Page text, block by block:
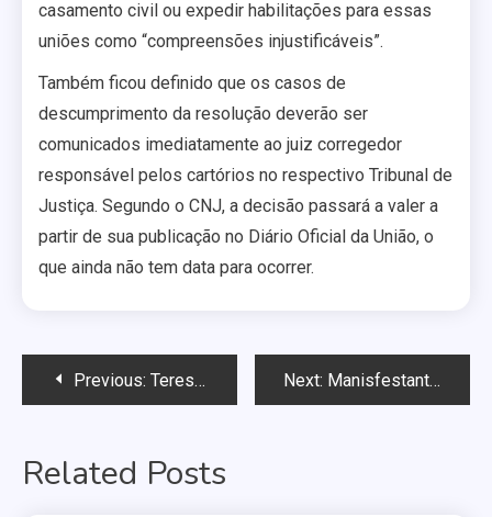
casamento civil ou expedir habilitações para essas
uniões como “compreensões injustificáveis”.
Também ficou definido que os casos de
descumprimento da resolução deverão ser
comunicados imediatamente ao juiz corregedor
responsável pelos cartórios no respectivo Tribunal de
Justiça. Segundo o CNJ, a decisão passará a valer a
partir de sua publicação no Diário Oficial da União, o
que ainda não tem data para ocorrer.
Navegação
Post
Previous: Teresina terá encontro LGBT a partir do dia 16 Next: Manisfestantes pedem regulamentação da lei que pune a homofobia no DF
Related Posts